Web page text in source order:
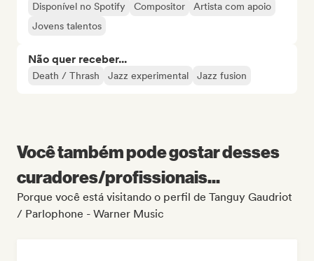
Disponível no Spotify Compositor
Artista com apoio
Jovens talentos
Não quer receber...
Death / Thrash Jazz experimental Jazz fusion
Você também pode gostar desses
curadores/profissionais...
Porque você está visitando o perfil de Tanguy Gaudriot
/ Parlophone - Warner Music